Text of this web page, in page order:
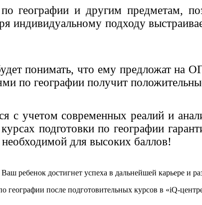
географии и другим предметам,
индивидуальному подходу
понимать, что ему предложат на
по географии получит
с учетом современных реалий и
подготовки по географии
для высоких баллов!
ребенок достигнет успеха в дальнейшей карьере и
географии после подготовительных курсов в «iQ-